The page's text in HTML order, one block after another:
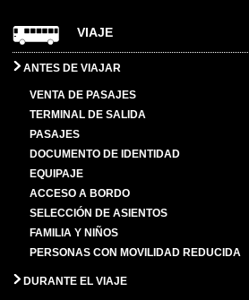
VIAJE
ANTES DE VIAJAR
VENTA DE PASAJES
TERMINAL DE SALIDA
PASAJES
DOCUMENTO DE IDENTIDAD
EQUIPAJE
ACCESO A BORDO
SELECCIÓN DE ASIENTOS
FAMILIA Y NIÑOS
PERSONAS CON MOVILIDAD REDUCIDA
DURANTE EL VIAJE